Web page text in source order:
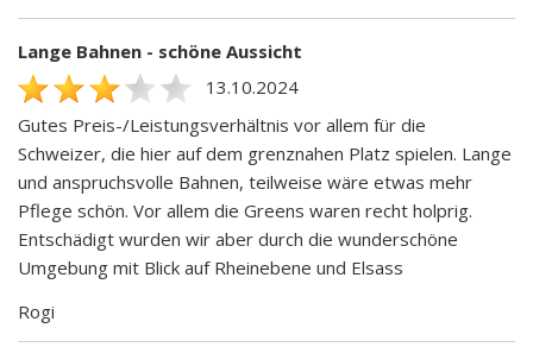
Lange Bahnen - schöne Aussicht
13.10.2024
Gutes Preis-/Leistungsverhältnis vor allem für die
Schweizer, die hier auf dem grenznahen Platz spielen. Lange
und anspruchsvolle Bahnen, teilweise wäre etwas mehr
Pflege schön. Vor allem die Greens waren recht holprig.
Entschädigt wurden wir aber durch die wunderschöne
Umgebung mit Blick auf Rheinebene und Elsass
Rogi